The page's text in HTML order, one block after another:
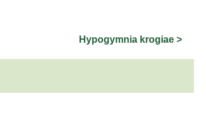
Hypogymnia krogiae >